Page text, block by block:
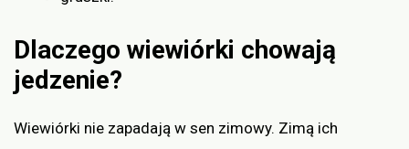
Dlaczego wiewiórki chowają
jedzenie?
Wiewiórki nie zapadają w sen zimowy. Zimą ich